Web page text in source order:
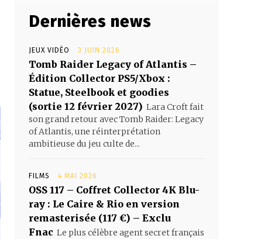
Dernières news
JEUX VIDÉO 3 JUIN 2026
Tomb Raider Legacy of Atlantis –
Édition Collector PS5/Xbox :
Statue, Steelbook et goodies
(sortie 12 février 2027) Lara Croft fait
son grand retour avec Tomb Raider: Legacy
of Atlantis, une réinterprétation
ambitieuse du jeu culte de...
FILMS 4 MAI 2026
OSS 117 – Coffret Collector 4K Blu-
ray : Le Caire & Rio en version
remasterisée (117 €) – Exclu
Fnac Le plus célèbre agent secret français